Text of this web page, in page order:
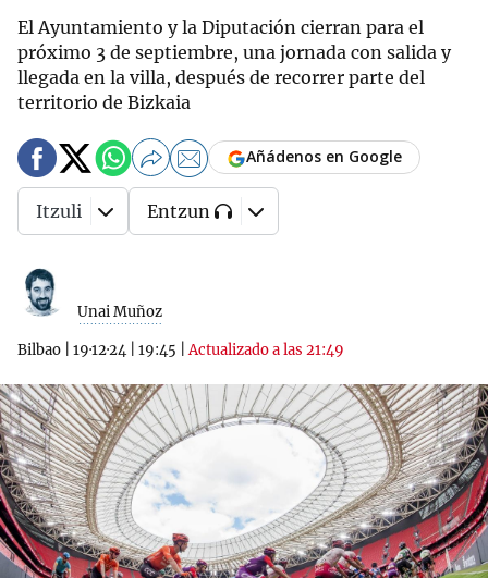
El Ayuntamiento y la Diputación cierran para el
próximo 3 de septiembre, una jornada con salida y
llegada en la villa, después de recorrer parte del
territorio de Bizkaia
Unai Muñoz
Bilbao 19·12·24 19:45 |Actualizado a las 21:49
Añádenos en Google
Itzuli Entzun